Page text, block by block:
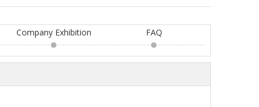
Company Exhibition FAQ